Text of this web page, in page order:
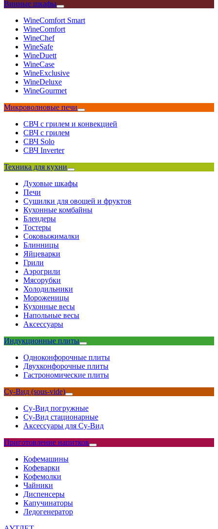
Винные шкафы
WineComfort Smart
WineComfort
WineChef
WineSafe
WineDuett
WineCase
WineExclusive
WineDeluxe
WineGourmet
Микроволновые печи
СВЧ с грилем и конвекцией
СВЧ с грилем
СВЧ Solo
СВЧ Inverter
Техника для кухни
Духовые шкафы
Печи
Сушилки для овощей и фруктов
Кухонные комбайны
Блендеры
Тостеры
Соковыжималки
Блинницы
Яйцеварки
Грили
Аэрогрили
Мясорубки
Холодильники
Мороженицы
Кухонные весы
Напольные весы
Аксессуары
Индукционные плиты
Одноконфорочные плиты
Двухконфорочные плиты
Гастрономические плиты
Су-Вид (sous-vide)
Су-Вид погружные
Су-Вид стационарные
Аксессуары для Су-Вид
Приготовление напитков
Кофемашины
Кофеварки
Кофемолки
Чайники
Диспенсеры
Капучинаторы
Ледогенератор